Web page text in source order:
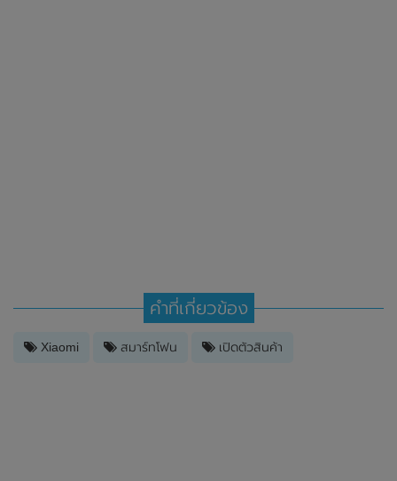
คำที่เกี่ยวข้อง
Xiaomi สมาร์ทโฟน เปิดตัวสินค้า